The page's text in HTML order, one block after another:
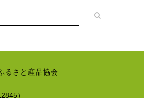
さと産品協会
）